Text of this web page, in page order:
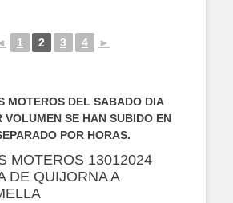
1 2 3 4 ►
MOTEROS DEL SABADO DIA
VOLUMEN SE HAN SUBIDO EN
POR HORAS.
MOTEROS 13012024
DE QUIJORNA A